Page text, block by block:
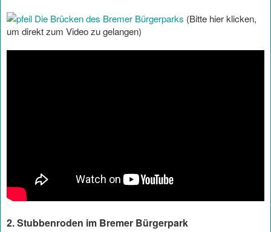
Die Brücken des Bremer Bürgerparks (Bitte hier klicken,
um direkt zum Video zu gelangen)
2. Stubbenroden im Bremer Bürgerpark